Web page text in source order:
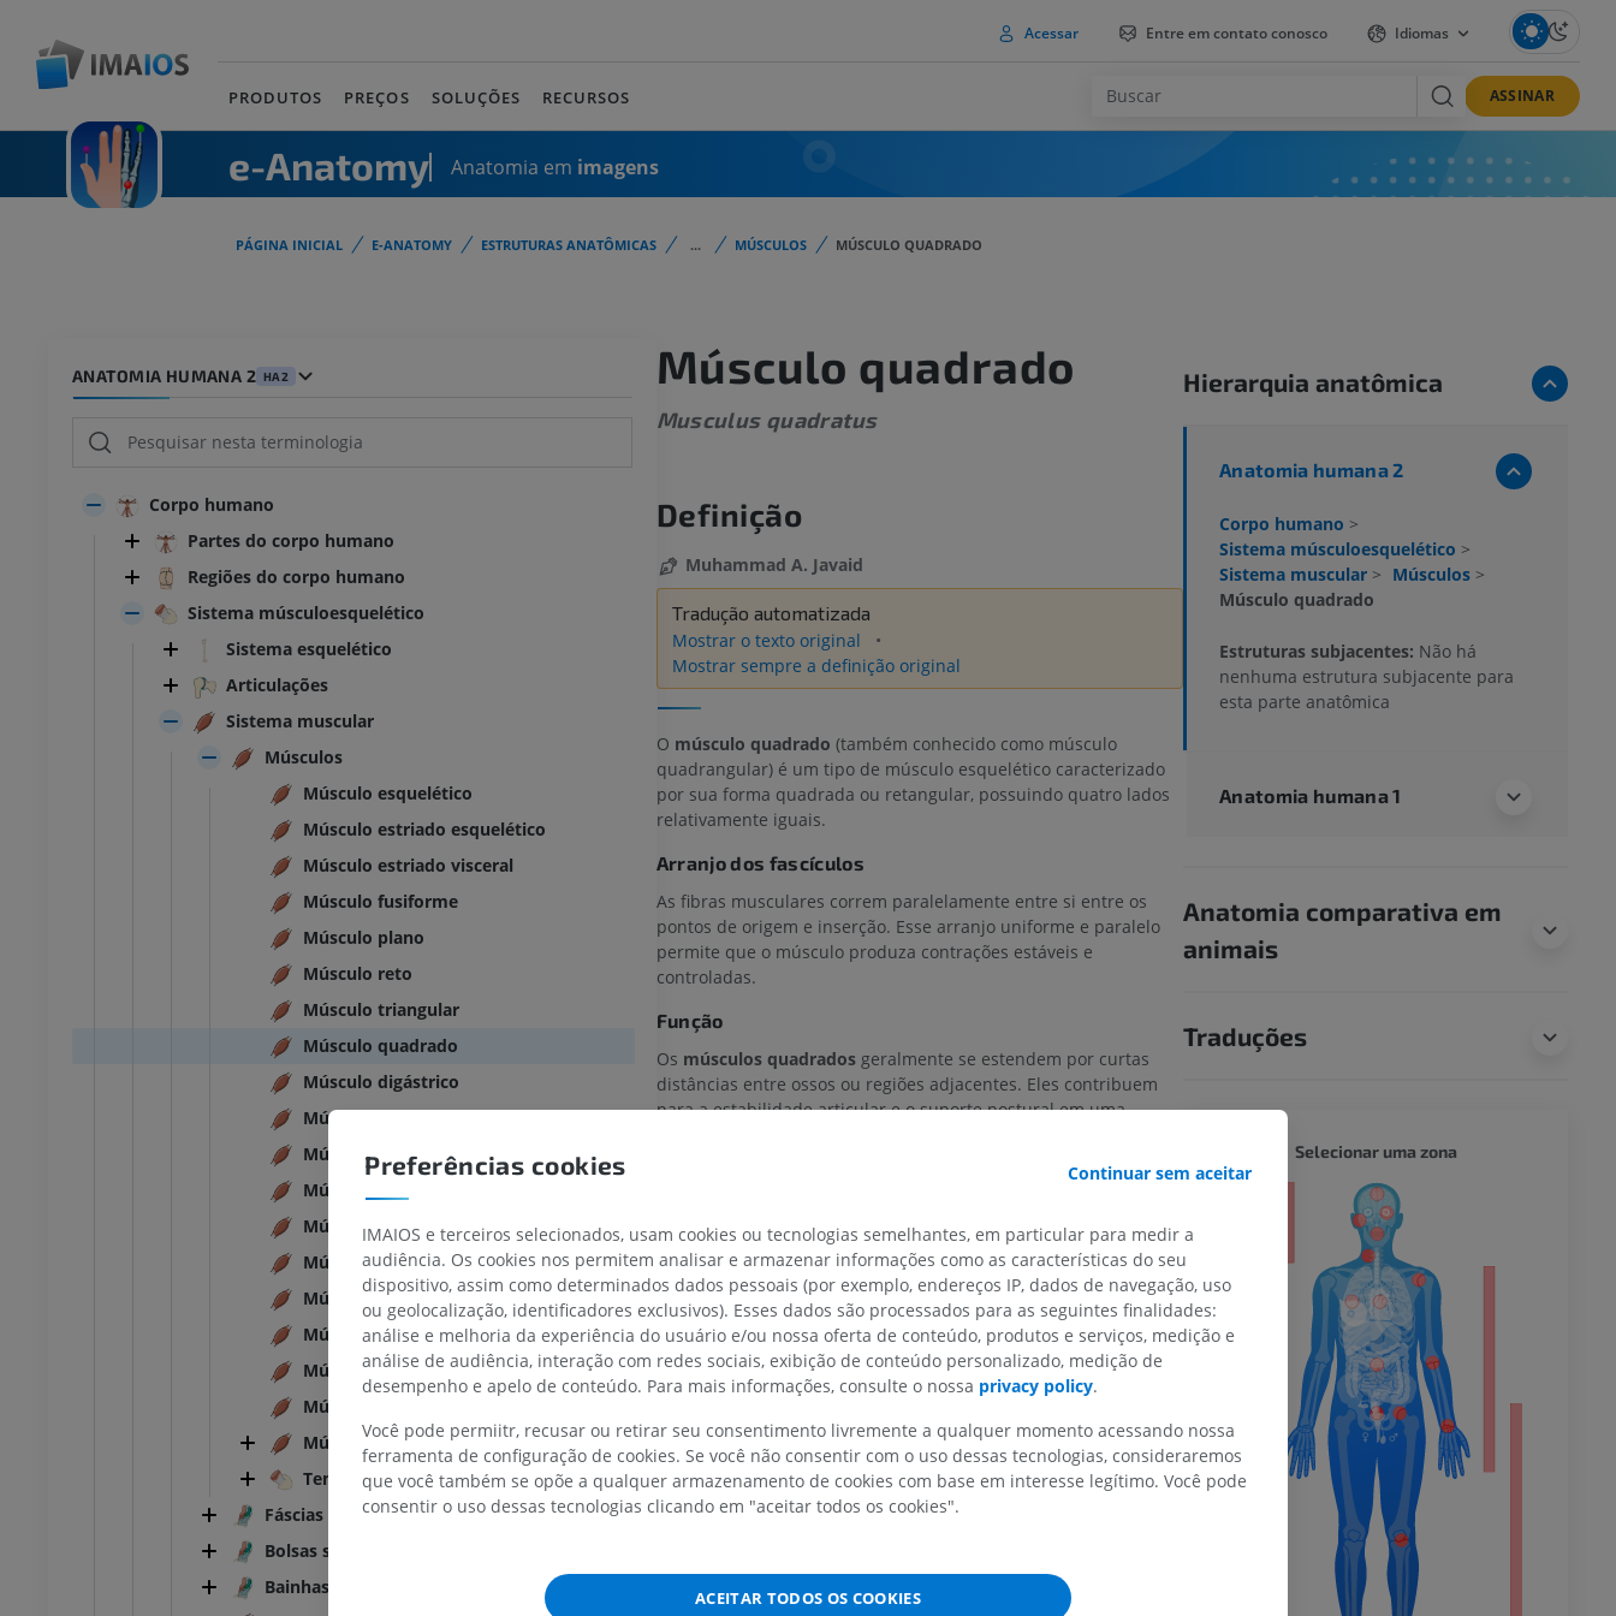
Acessar Entre em contato conosco Idiomas
PRODUTOS PREÇOS SOLUÇÕES RECURSOS ASSINAR
e-Anatomy Anatomia em imagens
PÁGINA INICIAL E-ANATOMY ESTRUTURAS ANATÔMICAS ... MÚSCULOS MÚSCULO QUADRADO
ANATOMIA HUMANA 2 HA2
Corpo humano
Partes do corpo humano
Regiões do corpo humano
Sistema músculoesquelético
Sistema esquelético
Articulações
Sistema muscular
Músculos
Músculo esquelético
Músculo estriado esquelético
Músculo estriado visceral
Músculo fusiforme
Músculo plano
Músculo reto
Músculo triangular
Músculo quadrado
Músculo digástrico
Músculo bíceps
Músculo tríceps
Músculo quadríceps
Músculo unipeniforme
Músculo peniforme
Músculo multipeniforme
Músculo orbicular
Músculo esfincter
Músculo dilatador
Músculo
Tendão
Fáscias
Bolsas sinoviais
Bainhas tendíneas
Músculo quadrado
Musculus quadratus
Definição
Muhammad A. Javaid
Tradução automatizada
Mostrar o texto original
Mostrar sempre a definição original
O músculo quadrado (também conhecido como músculo
quadrangular) é um tipo de músculo esquelético caracterizado
por sua forma quadrada ou retangular, possuindo quatro lados
relativamente iguais.
Arranjo dos fascículos
As fibras musculares correm paralelamente entre si entre os
pontos de origem e inserção. Esse arranjo uniforme e paralelo
permite que o músculo produza contrações estáveis e
controladas.
Função
Os músculos quadradosgeralmente se estendem por curtas
distâncias entre ossos ou regiões adjacentes. Eles contribuem
para a estabilidade articular e o suporte postural em uma
O músculo quadrado femoral, encontrado na região glútea,
que atua na rotação lateral e na estabilização da articulação
do quadril.
O músculo quadrado do lombo, localizado na parede
abdominal posterior, que auxilia na extensão e na flexão
lateral da coluna vertebral.
A tradução está incorreta? RELATAR
Gray’s anatomy the anatomical basis of clinical practice
41st edition. Edited by S. Standring. New York: Elsevier.
Hierarquia anatômica
Anatomia humana 2
Corpo humano >
Sistema músculoesquelético >
Sistema muscular > Músculos >
Músculo quadrado
Estruturas subjacentes: Não há
nenhuma estrutura subjacente para
esta parte anatômica
Anatomia humana 1
Anatomia comparativa em
animais
Traduções
TARSO-PÉ
IRM
PREMIUM
Antepé IRM
IRM
PREMIUM
IRM do membro inferior
IRM
PREMIUM
Radiografias do membro
Radiografias
IRM
PREMIUM
IRM do ombro
IRM
PREMIUM
IRM do carpo
IRM
PREMIUM
IRM
Ilustrações
PREMIUM
Radiografias do membro
inferior
Radiografias
GRÁTIS
IRM do membro inferior
IRM
Ressonância magnética do
Selecionar uma zona
Preferências cookies Continuar sem aceitar
IMAIOS e terceiros selecionados, usam cookies ou tecnologias semelhantes, em particular para medir a
audiência. Os cookies nos permitem analisar e armazenar informações como as características do seu
dispositivo, assim como determinados dados pessoais (por exemplo, endereços IP, dados de navegação, uso
ou geolocalização, identificadores exclusivos). Esses dados são processados para as seguintes finalidades:
análise e melhoria da experiência do usuário e/ou nossa oferta de conteúdo, produtos e serviços, medição e
análise de audiência, interação com redes sociais, exibição de conteúdo personalizado, medição de
desempenho e apelo de conteúdo. Para mais informações, consulte o nossa privacy policy.
Você pode permiitr, recusar ou retirar seu consentimento livremente a qualquer momento acessando nossa
ferramenta de configuração de cookies. Se você não consentir com o uso dessas tecnologias, consideraremos
que você também se opõe a qualquer armazenamento de cookies com base em interesse legítimo. Você pode
consentir o uso dessas tecnologias clicando em "aceitar todos os cookies".
ACEITAR TODOS OS COOKIES